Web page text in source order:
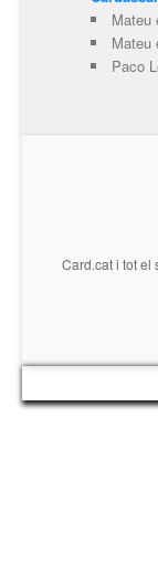
Mateu
Mateu
Paco
Card.cati tot el